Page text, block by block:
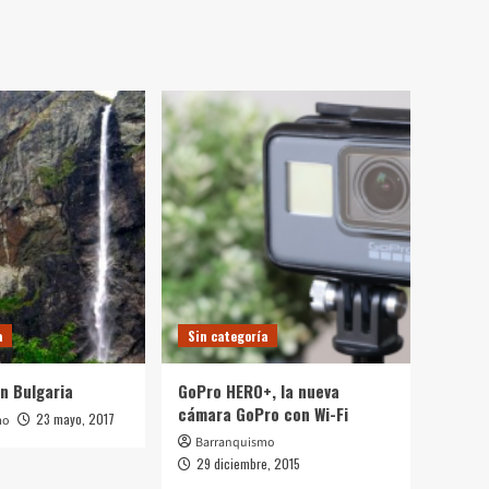
Bulgaria
23 mayo, 2017
Sin categoría
GoPro HERO+, la nueva
cámara GoPro con Wi-Fi
Barranquismo
29 diciembre, 2015